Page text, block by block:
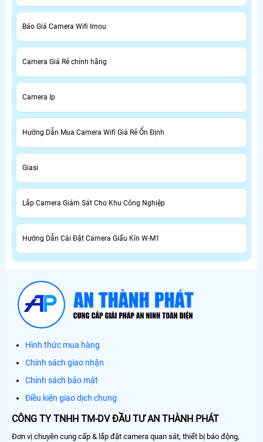
Báo Giá Camera Wifi Imou
Camera Giá Rẻ chính hãng
Camera Ip
Hướng Dẫn Mua Camera Wifi Giá Rẻ Ổn Định
Giasi
Lắp Camera Giám Sát Cho Khu Công Nghiệp
Hướng Dẫn Cài Đặt Camera Giấu Kín W-M1
Hình thức mua hàng
Chính sách giao nhận
Chính sách bảo mật
Điều kiện giao dịch chung
CÔNG TY TNHH TM-DV ĐẦU TƯ AN THÀNH PHÁT
Đơn vị chuyên cung cấp & lắp đặt camera quan sát, thiết bị báo động,